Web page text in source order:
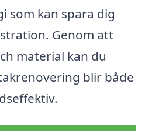
som kan spara dig
Genom att
material kan du
blir både